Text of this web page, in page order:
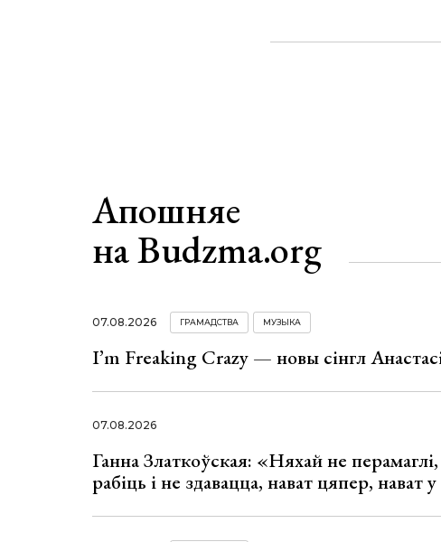
Апошняе
на Budzma.org
07.08.2026 ГРАМАДСТВА МУЗЫКА
I’m Freaking Crazy — новы сінгл
07.08.2026
Ганна Златкоўская: «Няхай не
рабіць і не здавацца, нават цяпер, нават